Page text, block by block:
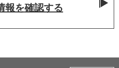
報を確認する